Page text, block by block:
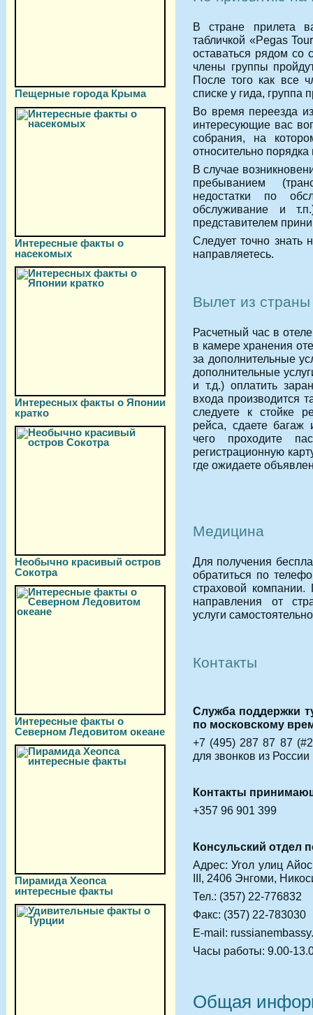
Пещерные города Крыма
Интересные факты о
насекомых
Интересных факты о Японии
кратко
Необычно красивый остров
Сокотра
Интересные факты о
Северном Ледовитом океане
Пирамида Хеопса
интересные факты
В стране прилета
табличкой «Pegas
оставаться рядом со
члены группы
После того как все
списке у гида, группа
Во время переезда
интересующие вас
собрания, на
относительно
В случае
пребыванием
недостатки по
обслуживание и
представителем
Следует точно знать
направляетесь.
Вылет из страны
Расчетный час в
в камере хранения
за дополнительные
дополнительные
и т.д.) оплатить
входа производится
следуете к стойке
рейса, сдаете багаж
чего проходите
регистрационную
где ожидаете
Медицина
Для получения
обратиться по
страховой
направления от
услуги
Контакты
Служба поддержки
по московскому
+7 (495) 287 87 87
для звонков из России
Контакты
+357 96 901 399
Консульский отдел
Адрес: Угол улиц
III, 2406 Энгоми,
Тел.: (357) 22-776832
Факс: (357) 22-783030
E-mail:
Часы работы: 9.00-
Общая